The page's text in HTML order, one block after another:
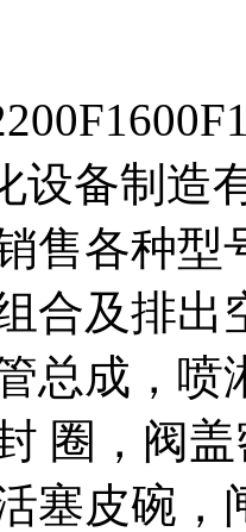
设备制造
售各种型
合及排出
总成，
圈，阀
塞皮碗，